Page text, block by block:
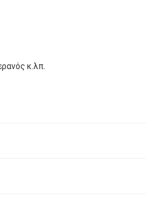
κ.λπ.